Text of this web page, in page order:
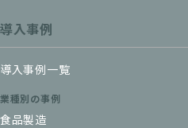
導入事例
導入事例一覧
業種別の事例
食品製造